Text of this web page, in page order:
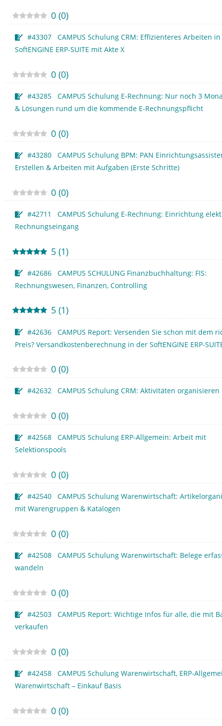
0 (0)
#43307 CAMPUS Schulung CRM: Effizienteres Arbeiten
SoftENGINE ERP-SUITE mit Akte X
0 (0)
#43285 CAMPUS Schulung E-Rechnung: Nur noch 3
& Lösungen rund um die kommende E-Rechnungspflicht
0 (0)
#43280 CAMPUS Schulung BPM: PAN
Erstellen & Arbeiten mit Aufgaben (Erste Schritte)
0 (0)
#42711 CAMPUS Schulung E-Rechnung: Einrichtung
Rechnungseingang
5 (1)
#42686 CAMPUS SCHULUNG Finanzbuchhaltung: FIS:
Rechnungswesen, Finanzen, Controlling
5 (1)
#42636 CAMPUS Report: Versenden Sie schon mit dem
Preis? Versandkostenberechnung in der SoftENGINE ERP-
0 (0)
#42632 CAMPUS Schulung CRM: Aktivitäten organisieren
0 (0)
#42568 CAMPUS Schulung ERP-Allgemein: Arbeit mit
Selektionspools
0 (0)
#42540 CAMPUS Schulung Warenwirtschaft:
mit Warengruppen & Katalogen
0 (0)
#42508 CAMPUS Schulung Warenwirtschaft: Belege
wandeln
0 (0)
#42503 CAMPUS Report: Wichtige Infos für alle, die mit
verkaufen
0 (0)
#42458 CAMPUS Schulung Warenwirtschaft, ERP-
Warenwirtschaft – Einkauf Basis
0 (0)